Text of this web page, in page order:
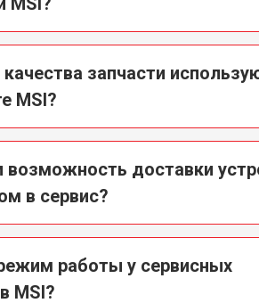
качества запчасти
MSI?
возможность доставки
в сервис?
работы у сервисных
MSI?